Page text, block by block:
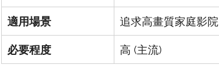
適用場景 追求高畫質家庭影院
必要程度 高 (主流)